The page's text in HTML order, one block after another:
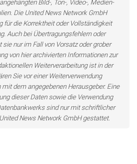
Bild-, Ton-, Video-, Medien-
Die United News Network GmbH
für die Korrektheit oder Vollständigkeit
Auch bei Übertragungsfehlern oder
sie nur im Fall von Vorsatz oder grober
von hier archivierten Informationen zur
Weiterverarbeitung ist in der
Sie vor einer Weiterverwendung
dem angegebenen Herausgeber. Eine
dieser Daten sowie die Verwendung
sind nur mit schriftlicher
News Network GmbH gestattet.